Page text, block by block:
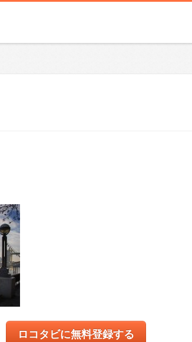
ロコタビに無料登録する